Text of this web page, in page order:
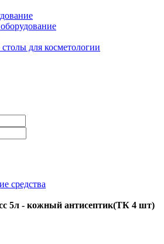
для косметологии
средства
5л - кожный антисептик(ТК 4 шт)